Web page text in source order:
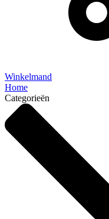
Winkelmand
Home
Categorieën